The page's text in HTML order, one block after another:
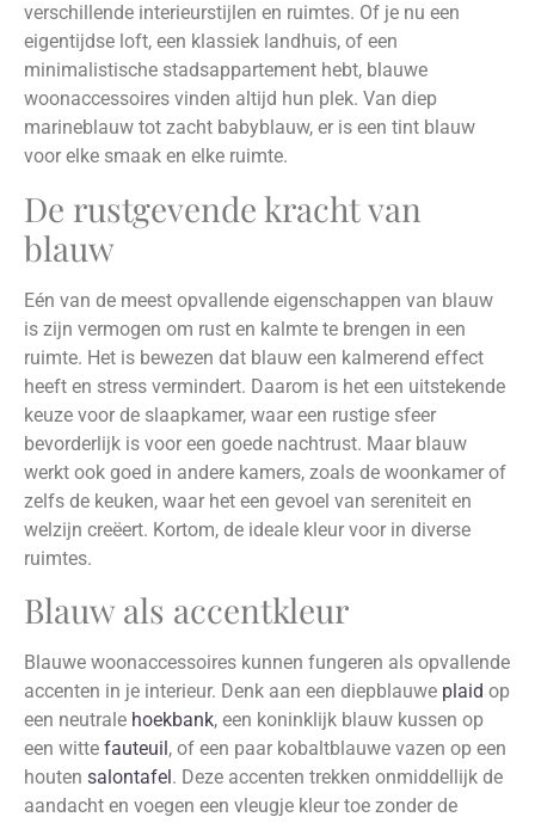
verschillende interieurstijlen en ruimtes. Of je nu een
eigentijdse loft, een klassiek landhuis, of een
minimalistische stadsappartement hebt, blauwe
woonaccessoires vinden altijd hun plek. Van diep
marineblauw tot zacht babyblauw, er is een tint blauw
voor elke smaak en elke ruimte.
De rustgevende kracht van
blauw
Eén van de meest opvallende eigenschappen van blauw
is zijn vermogen om rust en kalmte te brengen in een
ruimte. Het is bewezen dat blauw een kalmerend effect
heeft en stress vermindert. Daarom is het een uitstekende
keuze voor de slaapkamer, waar een rustige sfeer
bevorderlijk is voor een goede nachtrust. Maar blauw
werkt ook goed in andere kamers, zoals de woonkamer of
zelfs de keuken, waar het een gevoel van sereniteit en
welzijn creëert. Kortom, de ideale kleur voor in diverse
ruimtes.
Blauw als accentkleur
Blauwe woonaccessoires kunnen fungeren als opvallende
accenten in je interieur. Denk aan een diepblauwe plaid op
een neutrale hoekbank, een koninklijk blauw kussen op
een witte fauteuil, of een paar kobaltblauwe vazen op een
houten salontafel. Deze accenten trekken onmiddellijk de
aandacht en voegen een vleugje kleur toe zonder de